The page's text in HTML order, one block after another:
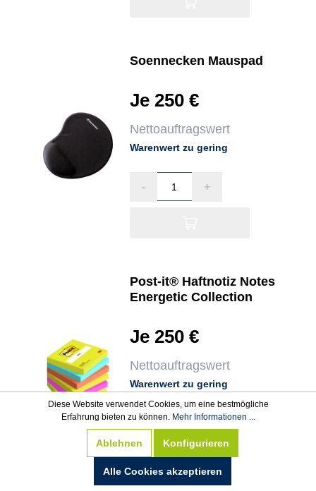
Soennecken Mauspad
Je 250 €
Nettoauftragswert
Warenwert zu gering
- +
Post-it® Haftnotiz Notes
Energetic Collection
Je 250 €
Nettoauftragswert
Warenwert zu gering
- +
Diese Website verwendet Cookies, um eine bestmögliche
Erfahrung bieten zu können. Mehr Informationen ...
Ablehnen Konfigurieren
Alle Cookies akzeptieren